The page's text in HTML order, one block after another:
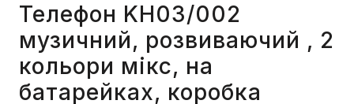
Телефон KH03/002
музичний, розвиваючий , 2
кольори мікс, на
батарейках, коробка